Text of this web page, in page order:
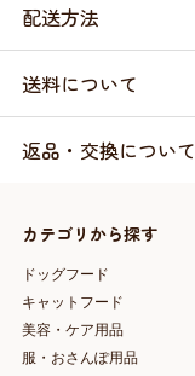
配送方法
送料について
返品・交換について
カテゴリから探す
ドッグフード
キャットフード
美容・ケア用品
服・おさんぽ用品